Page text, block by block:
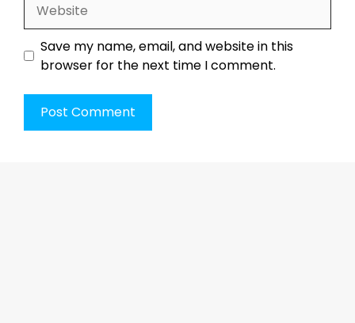
Save my name, email, and website in this
browser for the next time I comment.